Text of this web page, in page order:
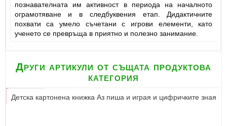
познавателната им активност в периода на началното
ограмотяване и в следбуквения етап. Дидактичните
похвати са умело съчетани с игрови елементи, като
ученето се превръща в приятно и полезно занимание.
Други артикули от същата продуктова
категория
Детска картонена книжка Аз пиша и играя и цифричките зная